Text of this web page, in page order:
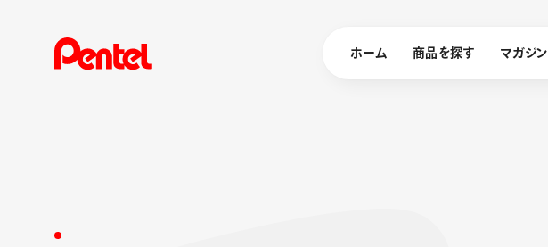
ホーム 商品を探す マガジン